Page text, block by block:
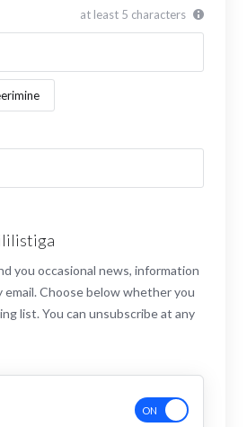
at least 5 characters
you occasional news, information
email. Choose below whether you
list. You can unsubscribe at any